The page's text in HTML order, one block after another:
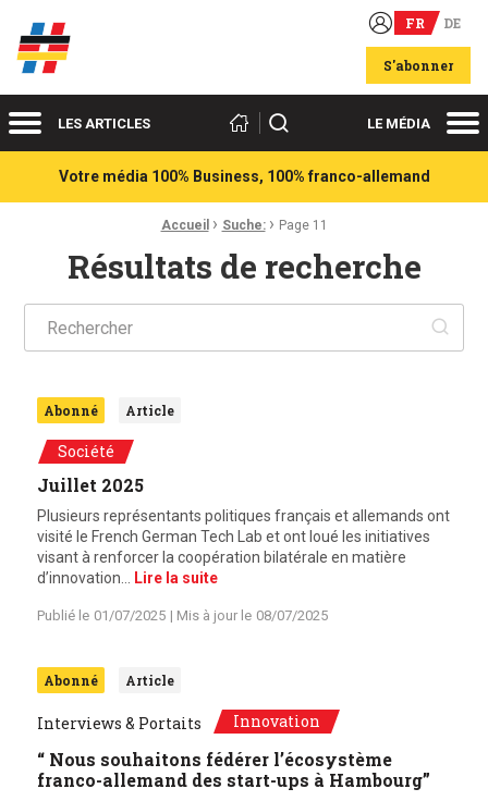
Acteurs du franco-allemand FR DE
S'abonner
MenuLES ARTICLES Rechercher LE MÉDIA
Votre média 100% Business, 100% franco-allemand
Accueil › Suche: › Page 11
Résultats de recherche
Ok
Abonné Article
Société
Juillet 2025
Plusieurs représentants politiques français et allemands ont
visité le French German Tech Lab et ont loué les initiatives
visant à renforcer la coopération bilatérale en matière
d’innovation…
Lire la suite
Publié le 01/07/2025 | Mis à jour le 08/07/2025
Abonné Article
Interviews & Portaits Innovation
“ Nous souhaitons fédérer l’écosystème
franco-allemand des start-ups à Hambourg”